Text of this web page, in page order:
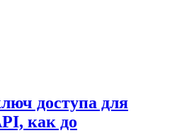
доступа для
как до